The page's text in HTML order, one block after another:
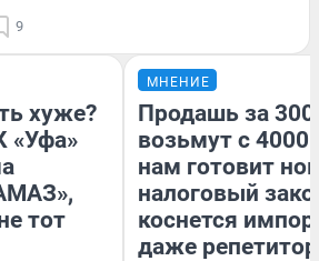
9
хуже?
«Уфа»
тот
МНЕНИЕ
Продашь за
возьмут с
нам готовит
налоговый
коснется
даже